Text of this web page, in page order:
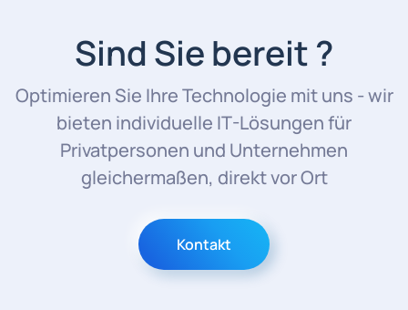
Sind Sie bereit ?
Optimieren Sie Ihre Technologie mit uns - wir
bieten individuelle IT-Lösungen für
Privatpersonen und Unternehmen
gleichermaßen, direkt vor Ort
Kontakt